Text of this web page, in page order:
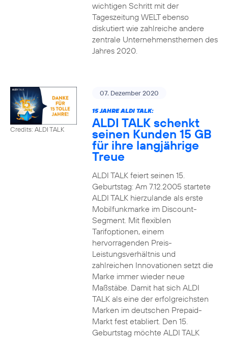
wichtigen Schritt mit der
Tageszeitung WELT ebenso
diskutiert wie zahlreiche andere
zentrale Unternehmensthemen des
Jahres 2020.
Credits: ALDI TALK
07. Dezember 2020
15 JAHRE ALDI TALK:
ALDI TALK schenkt
seinen Kunden 15 GB
für ihre langjährige
Treue
ALDI TALK feiert seinen 15.
Geburtstag: Am 7.12.2005 startete
ALDI TALK hierzulande als erste
Mobilfunkmarke im Discount-
Segment. Mit flexiblen
Tarifoptionen, einem
hervorragenden Preis-
Leistungsverhältnis und
zahlreichen Innovationen setzt die
Marke immer wieder neue
Maßstäbe. Damit hat sich ALDI
TALK als eine der erfolgreichsten
Marken im deutschen Prepaid-
Markt fest etabliert. Den 15.
Geburtstag möchte ALDI TALK